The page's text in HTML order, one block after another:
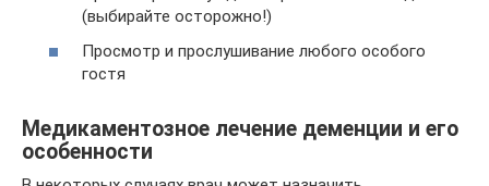
(выбирайте осторожно!)
Просмотр и прослушивание любого особого
гостя
Медикаментозное лечение деменции и его
особенности